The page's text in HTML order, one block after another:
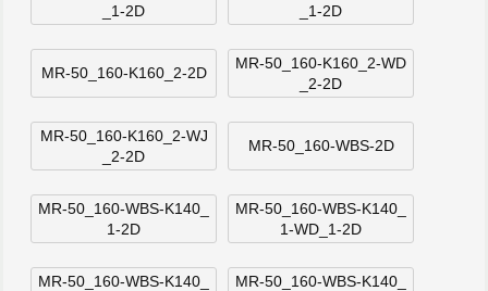
_1-2D
_1-2D
MR-50_160-K160_2-2D
MR-50_160-K160_2-WD
_2-2D
MR-50_160-K160_2-WJ
_2-2D
MR-50_160-WBS-2D
MR-50_160-WBS-K140_
1-2D
MR-50_160-WBS-K140_
1-WD_1-2D
MR-50_160-WBS-K140_
MR-50_160-WBS-K140_